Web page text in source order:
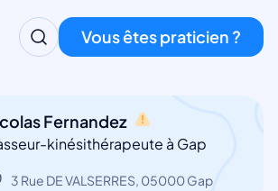
Vous êtes praticien ?
Fernandez
kinésithérapeute à Gap
3 Rue DE VALSERRES, 05000 Gap